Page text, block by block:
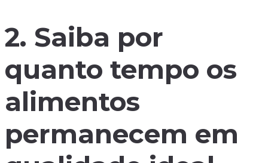
2. Saiba por
quanto tempo os
alimentos
permanecem em